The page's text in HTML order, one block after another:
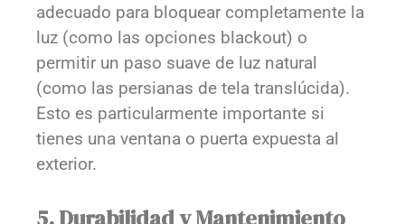
adecuado para bloquear completamente la
luz (como las opciones blackout) o
permitir un paso suave de luz natural
(como las persianas de tela translúcida).
Esto es particularmente importante si
tienes una ventana o puerta expuesta al
exterior.